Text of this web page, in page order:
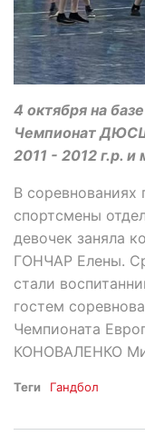
4 октября на
Чемпионат
2011 - 2012 г.р.
В соревнованиях
спортсмены
девочек заняла
ГОНЧАР Елены.
стали
гостем
Чемпионата
КОНОВАЛЕНКО
Теги Гандбол